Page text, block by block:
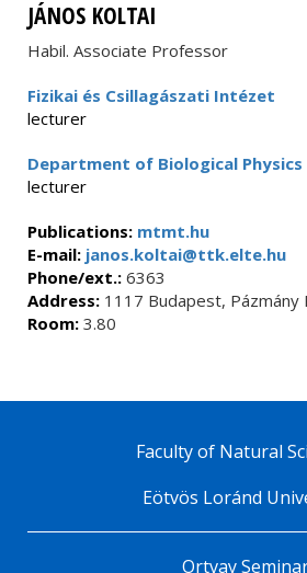
JÁNOS KOLTAI
Habil. Associate Professor
Fizikai és Csillagászati Intézet
lecturer
Department of Biological Physics
lecturer
Publications: mtmt.hu
E-mail: janos.koltai@ttk.elte.hu
Phone/ext.: 6363
Address: 1117 Budapest,
Room: 3.80
Faculty of Natural
Eötvös Loránd
Ortvay